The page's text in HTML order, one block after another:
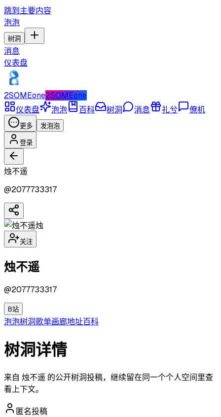
跳到主要内容
泡泡
树洞
消息
仪表盘
2SOMEone2SOMEone
仪表盘
泡泡 百科 树洞 消息 礼兮 僚机
更多 发泡泡
登录
烛不遥
@2077733317
烛
关注
烛不遥
@2077733317
B站
泡泡树洞歌单画廊地址百科
树洞详情
来自 烛不遥 的公开树洞投稿，继续留在同一个个人空间里查
看上下文。
匿名投稿